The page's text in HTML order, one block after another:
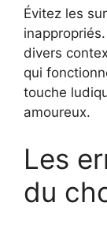
Évitez les
divers
qui
touche
amoureux.
Les
du